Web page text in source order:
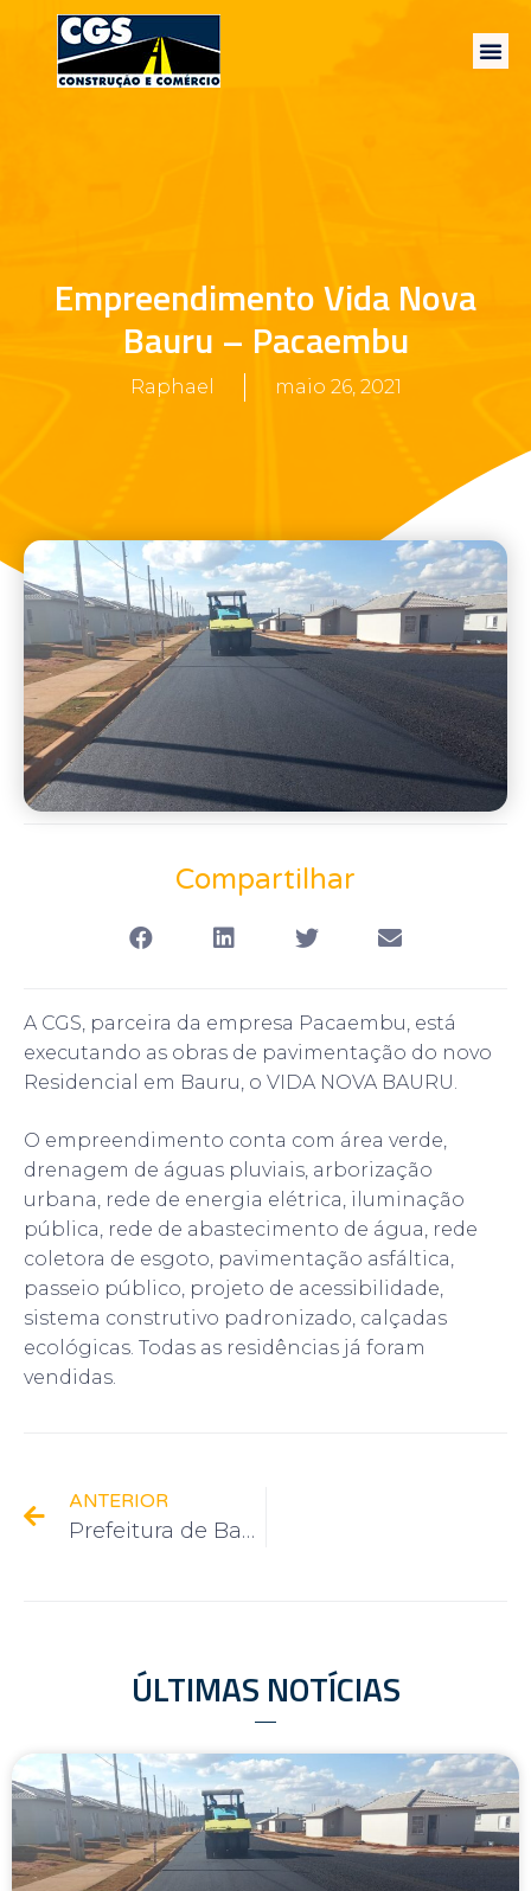
Empreendimento Vida Nova
Bauru – Pacaembu
Raphael maio 26, 2021
Compartilhar
A CGS, parceira da empresa Pacaembu, está
executando as obras de pavimentação do novo
Residencial em Bauru, o VIDA NOVA BAURU.
O empreendimento conta com área verde,
drenagem de águas pluviais, arborização
urbana, rede de energia elétrica, iluminação
pública, rede de abastecimento de água, rede
coletora de esgoto, pavimentação asfáltica,
passeio público, projeto de acessibilidade,
sistema construtivo padronizado, calçadas
ecológicas. Todas as residências já foram
vendidas.
ANTERIOR
Prefeitura de Bauru pavimenta rua do Jardim Nicéia.
ÚLTIMAS NOTÍCIAS